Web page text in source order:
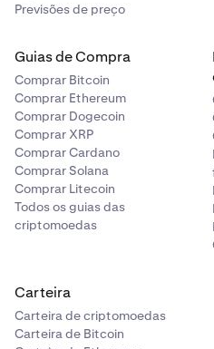
Previsões de preço
Guias de Compra
Comprar Bitcoin
Comprar Ethereum
Comprar Dogecoin
Comprar XRP
Comprar Cardano
Comprar Solana
Comprar Litecoin
Todos os guias das
criptomoedas
Carteira
Carteira de criptomoedas
Carteira de Bitcoin